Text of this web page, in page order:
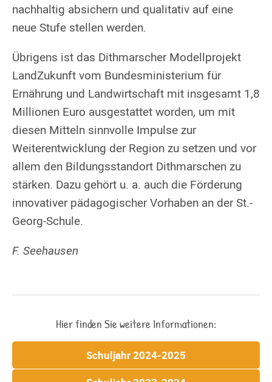
nachhaltig absichern und qualitativ auf eine
neue Stufe stellen werden.
Übrigens ist das Dithmarscher Modellprojekt
LandZukunft vom Bundesministerium für
Ernährung und Landwirtschaft mit insgesamt 1,8
Millionen Euro ausgestattet worden, um mit
diesen Mitteln sinnvolle Impulse zur
Weiterentwicklung der Region zu setzen und vor
allem den Bildungsstandort Dithmarschen zu
stärken. Dazu gehört u. a. auch die Förderung
innovativer pädagogischer Vorhaben an der St.-
Georg-Schule.
F. Seehausen
Hier finden Sie weitere Informationen:
Schuljahr 2024-2025